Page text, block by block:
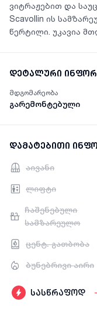
ვიტრაჟებით და
Scavollin ის
წერტილი. უკავია
დეტალური
მდგომარეობა
გარემონტებული
დამატებითი
აივანი
ლიფტი
ჩაშენებული
სამზარეულო
ცენტ. გათბობა
ბუნებრივი აირი
სასწრაფოდ